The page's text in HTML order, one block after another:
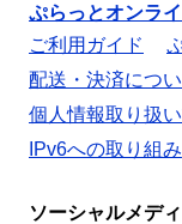
ぷらっとオンラ
ご利用ガイド
配送・決済につ
個人情報取り扱
IPv6への取り組み
ソーシャルメデ